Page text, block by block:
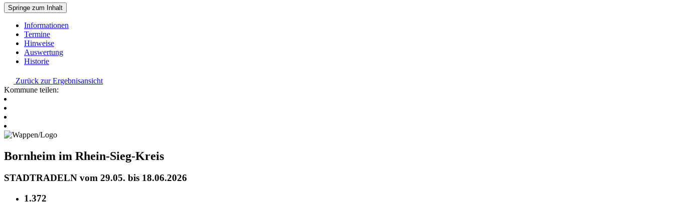
Springe zum Inhalt
Informationen
Termine
Hinweise
Auswertung
Historie
Zurück zur Ergebnisansicht
Kommune teilen:
Bornheim im Rhein-Sieg-Kreis
STADTRADELN vom 29.05. bis 18.06.2026
1.372